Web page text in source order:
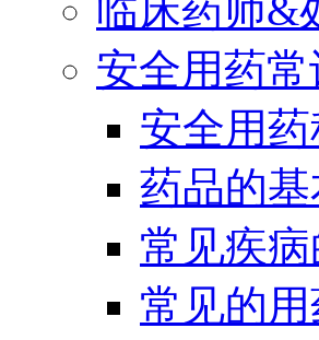
临床药师&
安全用药常
安全用
药品的
常见疾
常见的